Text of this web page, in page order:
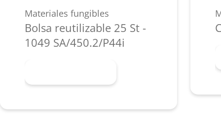
Materiales fungibles
Bolsa reutilizable 25 St -
1049 SA/450.2/P44i